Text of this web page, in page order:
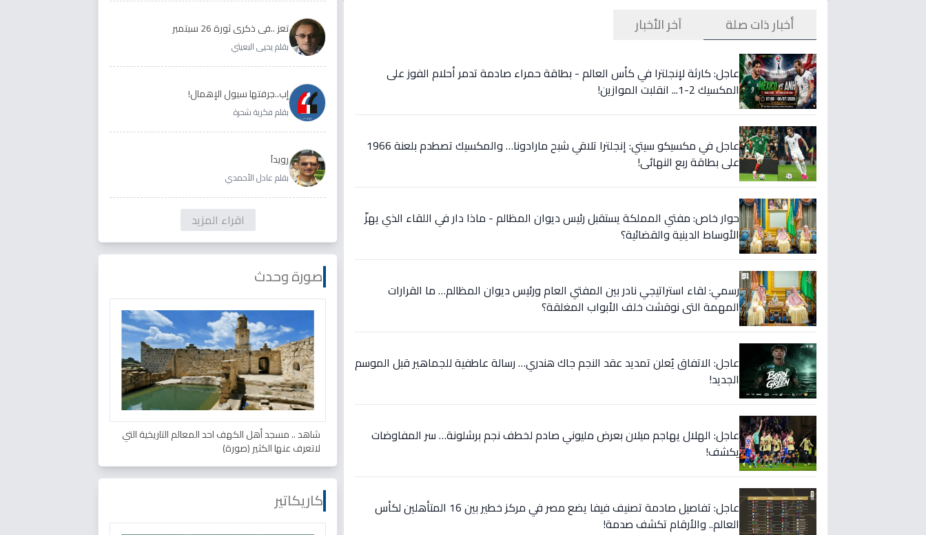
أخبار ذات صلة آخر الأخبار
عاجل: كارثة لإنجلترا في كأس العالم - بطاقة حمراء صادمة تدمر أحلام الفوز على
المكسيك 2-1... انقلبت الموازين!
عاجل في مكسيكو سيتي: إنجلترا تلاقي شبح مارادونا… والمكسيك تصطدم بلعنة 1966
على بطاقة ربع النهائي!
حوار خاص: مفتي المملكة يستقبل رئيس ديوان المظالم - ماذا دار في اللقاء الذي يهزّ
الأوساط الدينية والقضائية؟
رسمي: لقاء استراتيجي نادر بين المفتي العام ورئيس ديوان المظالم… ما القرارات
المهمة التي نوقشت خلف الأبواب المغلقة؟
عاجل: الاتفاق يُعلن تمديد عقد النجم جاك هندري… رسالة عاطفية للجماهير قبل الموسم
الجديد!
عاجل: الهلال يهاجم ميلان بعرض مليوني صادم لخطف نجم برشلونة… سر المفاوضات
يكشف!
عاجل: تفاصيل صادمة تصنيف فيفا يضع مصر في مركز خطير بين 16 المتأهلين لكأس
العالم.. والأرقام تكشف صدمة!
تعز ..في ذكرى ثورة 26 سبتمبر
بقلم يحيى البعيثي
إب..جرفتها سيول الإهمال!
بقلم فكرية شحرة
رويداَ
بقلم عادل الأحمدي
اقراء المزيد
صورة وحدث
شاهد .. مسجد أهل الكهف احد المعالم التاريخية التي
لاتعرف عنها الكثير (صورة)
كاريكاتير